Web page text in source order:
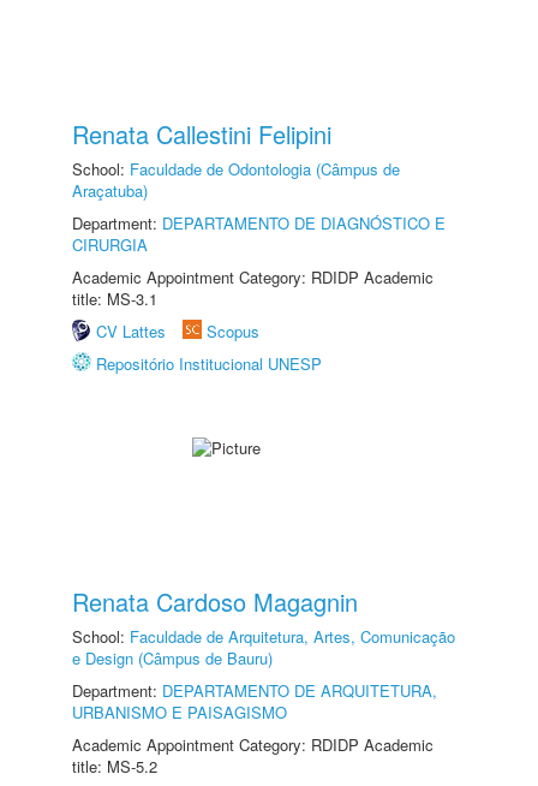
Renata Callestini Felipini
School: Faculdade de Odontologia (Câmpus de
Araçatuba)
Department: DEPARTAMENTO DE DIAGNÓSTICO E
CIRURGIA
Academic Appointment Category: RDIDP Academic
title: MS-3.1
CV Lattes
Scopus
Repositório Institucional UNESP
Renata Cardoso Magagnin
School: Faculdade de Arquitetura, Artes, Comunicação
e Design (Câmpus de Bauru)
Department: DEPARTAMENTO DE ARQUITETURA,
URBANISMO E PAISAGISMO
Academic Appointment Category: RDIDP Academic
title: MS-5.2